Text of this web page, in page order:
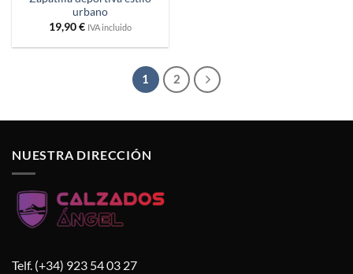
urbano
19,90€ IVA incluido
1 2
NUESTRA DIRECCIÓN
Telf. (+34) 923 54 03 27